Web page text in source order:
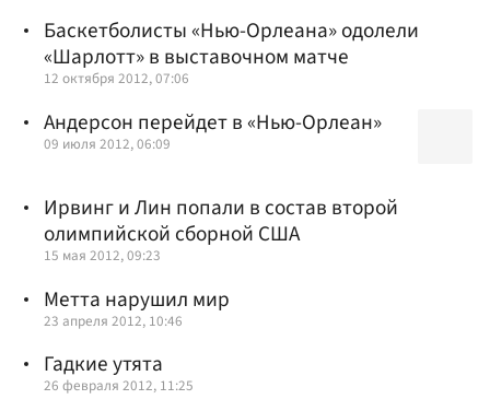
Баскетболисты «Нью-Орлеана» одолели
«Шарлотт» в выставочном матче
12 октября 2012, 07:06
Андерсон перейдет в «Нью-Орлеан»
09 июля 2012, 06:09
Ирвинг и Лин попали в состав второй
олимпийской сборной США
15 мая 2012, 09:23
Метта нарушил мир
23 апреля 2012, 10:46
Гадкие утята
26 февраля 2012, 11:25